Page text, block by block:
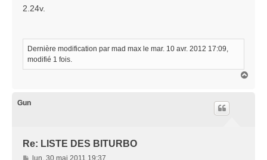
s
g
e
2.24v.
Dernière modification par mad max le mar. 10 avr. 2012 17:09,
modifié 1 fois.
Gun
Re: LISTE DES BITURBO
Mlun. 30 mai 2011 19:37